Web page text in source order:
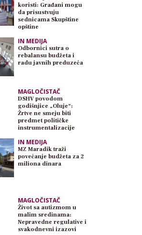
koristi: Građani mogu
da prisustvuju
sednicama Skupštine
opštine
IN MEDIJA
Odbornici sutra o
rebalansu budžeta i
radu javnih preduzeća
MAGLOČISTAČ
DSHV povodom
godišnjice „Oluje“:
Žrtve ne smeju biti
predmet političke
instrumentalizacije
IN MEDIJA
MZ Maradik traži
povećanje budžeta za 2
miliona dinara
MAGLOČISTAČ
Život sa autizmom u
malim sredinama:
Nepravedne regulative i
svakodnevni izazovi